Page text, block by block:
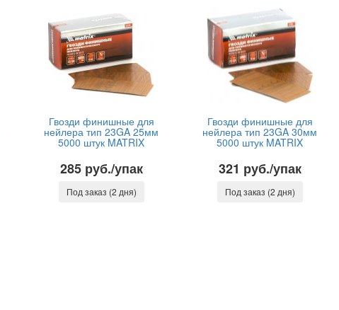
Гвозди финишные для
нейлера тип 23GA 25мм
5000 штук MATRIX
285 руб./упак
Под заказ (2 дня)
Гвозди финишные для
нейлера тип 23GA 30мм
5000 штук MATRIX
321 руб./упак
Под заказ (2 дня)